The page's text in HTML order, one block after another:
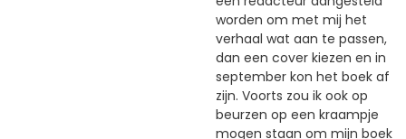
worden om met mij het
verhaal wat aan te passen,
dan een cover kiezen en in
september kon het boek af
zijn. Voorts zou ik ook op
beurzen op een kraampje
mogen staan om mijn boek